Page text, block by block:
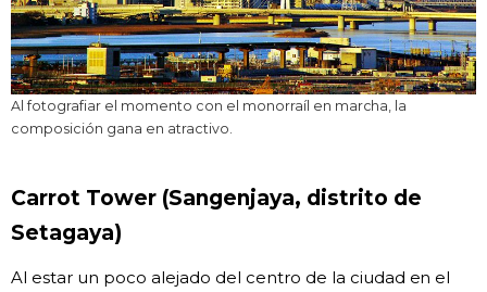
Al fotografiar el momento con el monorraíl en marcha, la
composición gana en atractivo.
Carrot Tower (Sangenjaya, distrito de
Setagaya)
Al estar un poco alejado del centro de la ciudad en el